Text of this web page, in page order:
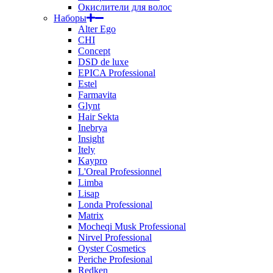
Окислители для волос
Наборы
Alter Ego
CHI
Concept
DSD de luxe
EPICA Professional
Estel
Farmavita
Glynt
Hair Sekta
Inebrya
Insight
Itely
Kaypro
L'Oreal Professionnel
Limba
Lisap
Londa Professional
Matrix
Mocheqi Musk Professional
Nirvel Professional
Oyster Cosmetics
Periche Profesional
Redken